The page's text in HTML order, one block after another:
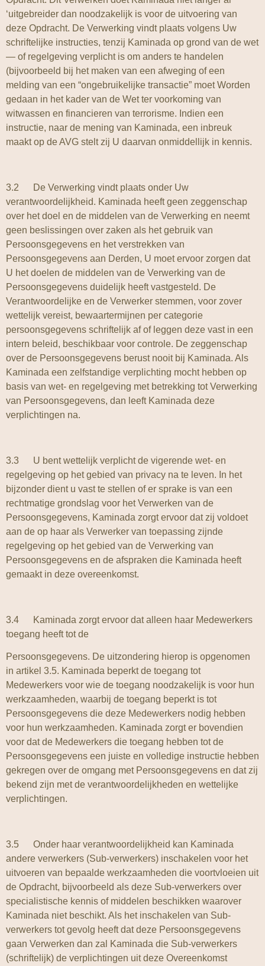
‘uitgebreider dan noodzakelijk is voor de uitvoering van
deze Opdracht. De Verwerking vindt plaats volgens Uw
schriftelijke instructies, tenzij Kaminada op grond van de wet
— of regelgeving verplicht is om anders te handelen
(bijvoorbeeld bij het maken van een afweging of een
melding van een “ongebruikelijke transactie” moet Worden
gedaan in het kader van de Wet ter voorkoming van
witwassen en financieren van terrorisme. Indien een
instructie, naar de mening van Kaminada, een inbreuk
maakt op de AVG stelt zij U daarvan onmiddellijk in kennis.
3.2 De Verwerking vindt plaats onder Uw
verantwoordelijkheid. Kaminada heeft geen zeggenschap
over het doel en de middelen van de Verwerking en neemt
geen beslissingen over zaken als het gebruik van
Persoonsgegevens en het verstrekken van
Persoonsgegevens aan Derden, U moet ervoor zorgen dat
U het doelen de middelen van de Verwerking van de
Persoonsgegevens duidelijk heeft vastgesteld. De
Verantwoordelijke en de Verwerker stemmen, voor zover
wettelijk vereist, bewaartermijnen per categorie
persoonsgegevens schriftelijk af of leggen deze vast in een
intern beleid, beschikbaar voor controle. De zeggenschap
over de Persoonsgegevens berust nooit bij Kaminada. Als
Kaminada een zelfstandige verplichting mocht hebben op
basis van wet- en regelgeving met betrekking tot Verwerking
van Persoonsgegevens, dan leeft Kaminada deze
verplichtingen na.
3.3 U bent wettelijk verplicht de vigerende wet- en
regelgeving op het gebied van privacy na te leven. In het
bijzonder dient u vast te stellen of er sprake is van een
rechtmatige grondslag voor het Verwerken van de
Persoonsgegevens, Kaminada zorgt ervoor dat zij voldoet
aan de op haar als Verwerker van toepassing zijnde
regelgeving op het gebied van de Verwerking van
Persoonsgegevens en de afspraken die Kaminada heeft
gemaakt in deze overeenkomst.
3.4 Kaminada zorgt ervoor dat alleen haar Medewerkers
toegang heeft tot de
Persoonsgegevens. De uitzondering hierop is opgenomen
in artikel 3.5. Kaminada beperkt de toegang tot
Medewerkers voor wie de toegang noodzakelijk is voor hun
werkzaamheden, waarbij de toegang beperkt is tot
Persoonsgegevens die deze Medewerkers nodig hebben
voor hun werkzaamheden. Kaminada zorgt er bovendien
voor dat de Medewerkers die toegang hebben tot de
Persoonsgegevens een juiste en volledige instructie hebben
gekregen over de omgang met Persoonsgegevens en dat zij
bekend zijn met de verantwoordelijkheden en wettelijke
verplichtingen.
3.5 Onder haar verantwoordelijkheid kan Kaminada
andere verwerkers (Sub-verwerkers) inschakelen voor het
uitvoeren van bepaalde werkzaamheden die voortvloeien uit
de Opdracht, bijvoorbeeld als deze Sub-verwerkers over
specialistische kennis of middelen beschikken waarover
Kaminada niet beschikt. Als het inschakelen van Sub-
verwerkers tot gevolg heeft dat deze Persoonsgegevens
gaan Verwerken dan zal Kaminada die Sub-verwerkers
(schriftelijk) de verplichtingen uit deze Overeenkomst